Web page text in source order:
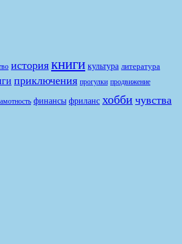
история книги культура литература
приключения прогулки продвижение
финансы фриланс хобби чувства